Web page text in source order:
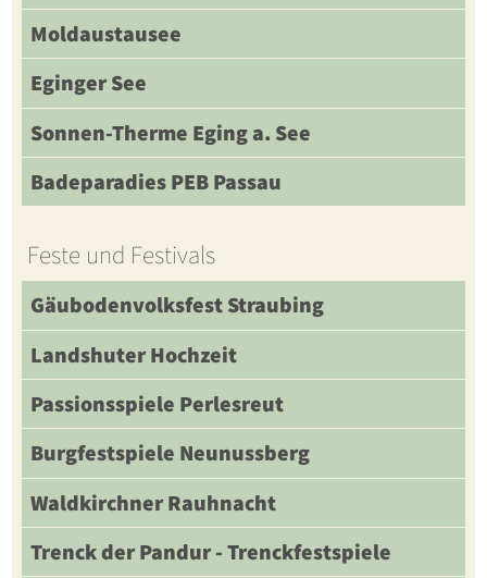
Moldaustausee
Eginger See
Sonnen-Therme Eging a. See
Badeparadies PEB Passau
Feste und Festivals
Gäubodenvolksfest Straubing
Landshuter Hochzeit
Passionsspiele Perlesreut
Burgfestspiele Neunussberg
Waldkirchner Rauhnacht
Trenck der Pandur - Trenckfestspiele